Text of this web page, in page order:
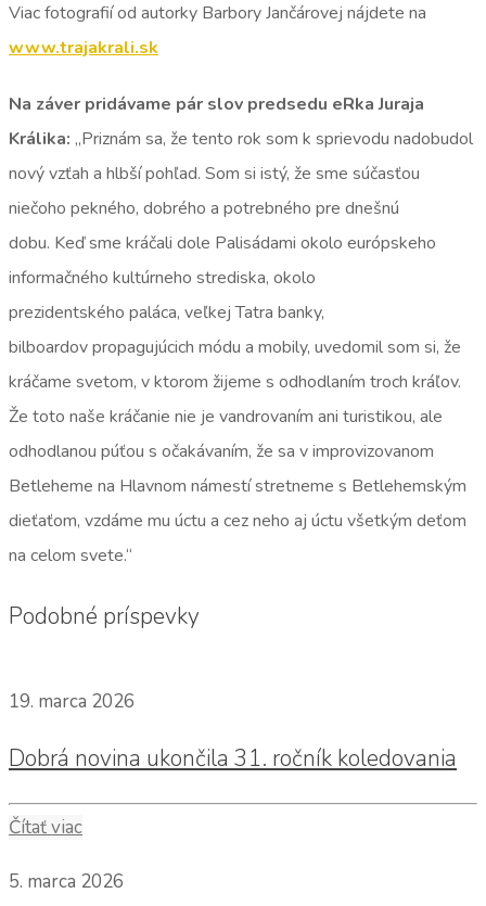
Viac fotografií od autorky Barbory Jančárovej nájdete na
www.trajakrali.sk
Na záver pridávame pár slov predsedu eRka Juraja
Králika: „Priznám sa, že tento rok som k sprievodu nadobudol
nový vzťah a hlbší pohľad. Som si istý, že sme súčasťou
niečoho pekného, dobrého a potrebného pre dnešnú
dobu. Keď sme kráčali dole Palisádami okolo európskeho
informačného kultúrneho strediska, okolo
prezidentského paláca, veľkej Tatra banky,
bilboardov propagujúcich módu a mobily, uvedomil som si, že
kráčame svetom, v ktorom žijeme s odhodlaním troch kráľov.
Že toto naše kráčanie nie je vandrovaním ani turistikou, ale
odhodlanou púťou s očakávaním, že sa v improvizovanom
Betleheme na Hlavnom námestí stretneme s Betlehemským
dieťaťom, vzdáme mu úctu a cez neho aj úctu všetkým deťom
na celom svete.“
Podobné príspevky
19. marca 2026
Dobrá novina ukončila 31. ročník koledovania
Čítať viac
5. marca 2026